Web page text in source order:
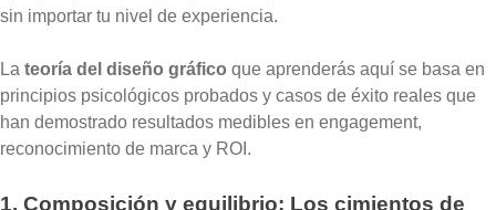
sin importar tu nivel de experiencia.
La teoría del diseño gráfico que aprenderás aquí se basa en
principios psicológicos probados y casos de éxito reales que
han demostrado resultados medibles en engagement,
reconocimiento de marca y ROI.
1. Composición y equilibrio: Los cimientos de